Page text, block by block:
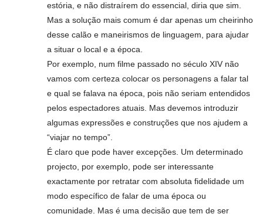
estória, e não distraírem do essencial, diria que sim.
Mas a solução mais comum é dar apenas um cheirinho
desse calão e maneirismos de linguagem, para ajudar
a situar o local e a época.
Por exemplo, num filme passado no século XIV não
vamos com certeza colocar os personagens a falar tal
e qual se falava na época, pois não seriam entendidos
pelos espectadores atuais. Mas devemos introduzir
algumas expressões e construções que nos ajudem a
“viajar no tempo”.
É claro que pode haver excepções. Um determinado
projecto, por exemplo, pode ser interessante
exactamente por retratar com absoluta fidelidade um
modo específico de falar de uma época ou
comunidade. Mas é uma decisão que tem de ser